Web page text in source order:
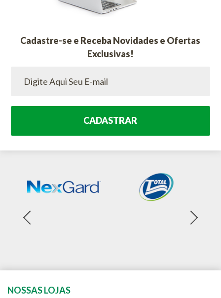
Cadastre-se e Receba Novidades e Ofertas
Exclusivas!
CADASTRAR
NOSSAS LOJAS